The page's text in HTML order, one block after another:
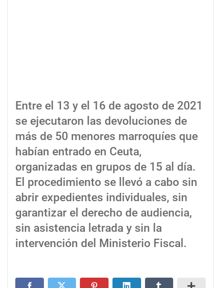
Entre el 13 y el 16 de agosto de 2021
se ejecutaron las devoluciones de
más de 50 menores marroquíes que
habían entrado en Ceuta,
organizadas en grupos de 15 al día.
El procedimiento se llevó a cabo sin
abrir expedientes individuales, sin
garantizar el derecho de audiencia,
sin asistencia letrada y sin la
intervención del Ministerio Fiscal.